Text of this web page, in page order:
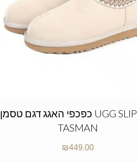
כפכפי האגג דגם טסמן UGG SLIPPER
TASMAN
₪449.00